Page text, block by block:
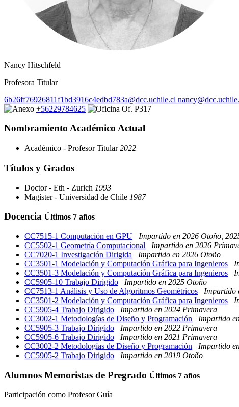
Nancy Hitschfeld
Profesora Titular
6b26ff76926811f1bd3916c4edbd783a@dcc.uchile.cl
+56229784625
Of. P317
Nombramiento Académico Actual
Académico - Profesor Titular2022
Títulos y Grados
Doctor - Eth - Zurich 1993
Magíster - Universidad de Chile 1987
Docencia Últimos 7 años
CC7515-1 Computación en GPU
Impartido en 2026 Otoño,
CC5502-1 Geometría Computacional
Impartido en 2026
CC7020-1 Investigación Dirigida
Impartido en 2026 Otoño
CC3501-1 Modelación y Computación Gráfica para Ingenieros
CC3501-3 Modelación y Computación Gráfica para Ingenieros
CC5905-10 Trabajo Dirigido
Impartido en 2025 Otoño
CC7513-1 Análisis y Uso de Algoritmos Geométricos
Impartido
CC3501-2 Modelación y Computación Gráfica para Ingenieros
CC5905-4 Trabajo Dirigido
Impartido en 2024 Primavera
CC3002-1 Metodologías de Diseño y Programación
Impartido
CC5905-3 Trabajo Dirigido
Impartido en 2022 Primavera
CC5905-6 Trabajo Dirigido
Impartido en 2021 Primavera
CC3002-2 Metodologías de Diseño y Programación
Impartido
CC5905-2 Trabajo Dirigido
Impartido en 2019 Otoño
Alumnos Memoristas de Pregrado Últimos 7 años
Participación como Profesor Guía